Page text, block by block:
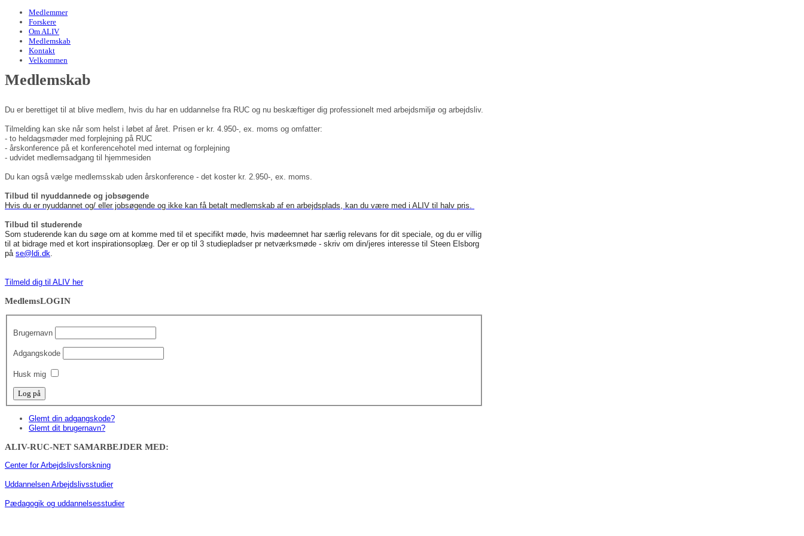
Medlemmer
Forskere
Om ALIV
Medlemskab
Kontakt
Velkommen
Medlemskab
Du er berettiget til at blive medlem, hvis du har en uddannelse fra RUC og nu beskæftiger dig professionelt med arbejdsmiljø og arbejdsliv.
Tilmelding kan ske når som helst i løbet af året. Prisen er kr. 4.950-, ex. moms og omfatter:
- to heldagsmøder med forplejning på RUC
- årskonference på et konferencehotel med internat og forplejning
- udvidet medlemsadgang til hjemmesiden
Du kan også vælge medlemsskab uden årskonference - det koster kr. 2.950-, ex. moms.
Tilbud til nyuddannede og jobsøgende
Hvis du er nyuddannet og/ eller jobsøgende og ikke kan få betalt medlemskab af en arbejdsplads, kan du være med i ALIV til halv pris.
Tilbud til studerende
Som studerende kan du søge om at komme med til et specifikt møde, hvis mødeemnet har særlig relevans for dit speciale, og du er villig
til at bidrage med et kort inspirationsoplæg.
Der er op til 3 studiepladser pr netværksmøde - skriv om din/jeres interesse til Steen Elsborg
på se@ldi.dk
Tilmeld dig til ALIV her
MedlemsLOGIN
Brugernavn
Adgangskode
Husk mig
Glemt din adgangskode?
Glemt dit brugernavn?
ALIV-RUC-NET SAMARBEJDER MED:
Center for Arbejdslivsforskning
Uddannelsen Arbejdslivsstudier
Pædagogik og uddannelsesstudier